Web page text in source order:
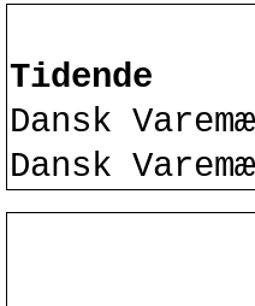
Tidende
Dansk
Dansk